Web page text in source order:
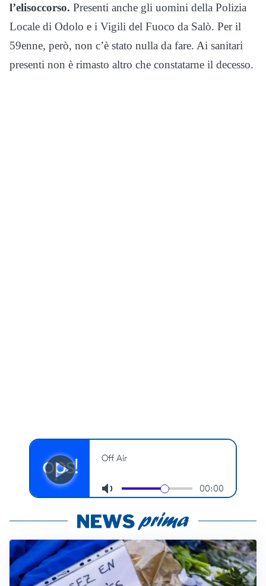
l’elisoccorso. Presenti anche gli uomini della Polizia
Locale di Odolo e i Vigili del Fuoco da Salò. Per il
59enne, però, non c’è stato nulla da fare. Ai sanitari
presenti non è rimasto altro che constatarne il decesso.